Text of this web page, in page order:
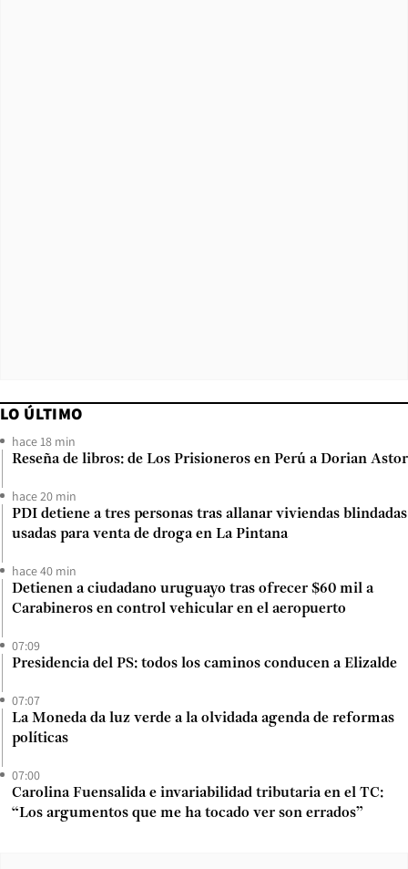
LO ÚLTIMO
hace 18 min
Reseña de libros: de Los Prisioneros en Perú a Dorian Astor
hace 20 min
PDI detiene a tres personas tras allanar viviendas blindadas
usadas para venta de droga en La Pintana
hace 40 min
Detienen a ciudadano uruguayo tras ofrecer $60 mil a
Carabineros en control vehicular en el aeropuerto
07:09
Presidencia del PS: todos los caminos conducen a Elizalde
07:07
La Moneda da luz verde a la olvidada agenda de reformas
políticas
07:00
Carolina Fuensalida e invariabilidad tributaria en el TC:
“Los argumentos que me ha tocado ver son errados”